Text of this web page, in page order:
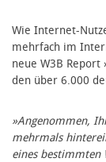
Wie Internet-
mehrfach im
neue W3B
den über 6.000
»Angenommen,
mehrmals
eines bestimmten